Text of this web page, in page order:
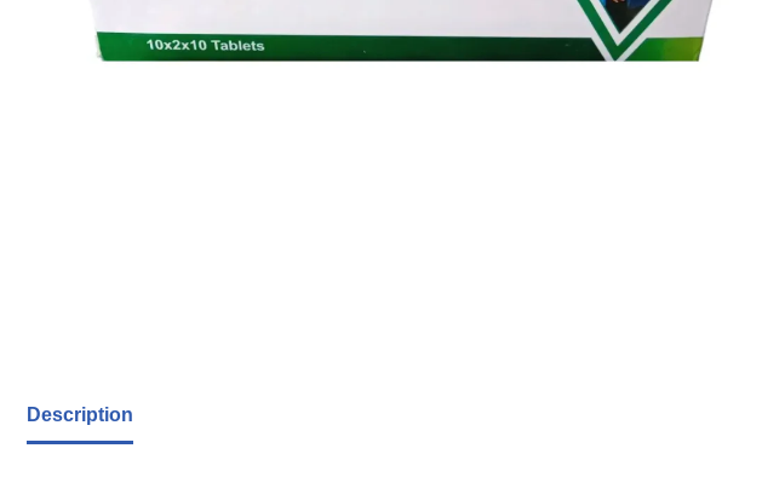
Description